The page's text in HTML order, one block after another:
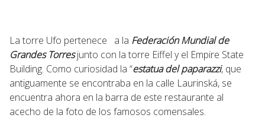
La torre Ufo pertenece a la Federación Mundial de
Grandes Torresjunto con la torre Eiffel y el Empire State
Building. Como curiosidad la “estatua del paparazzi, que
antiguamente se encontraba en la calle Laurinská, se
encuentra ahora en la barra de este restaurante al
acecho de la foto de los famosos comensales.